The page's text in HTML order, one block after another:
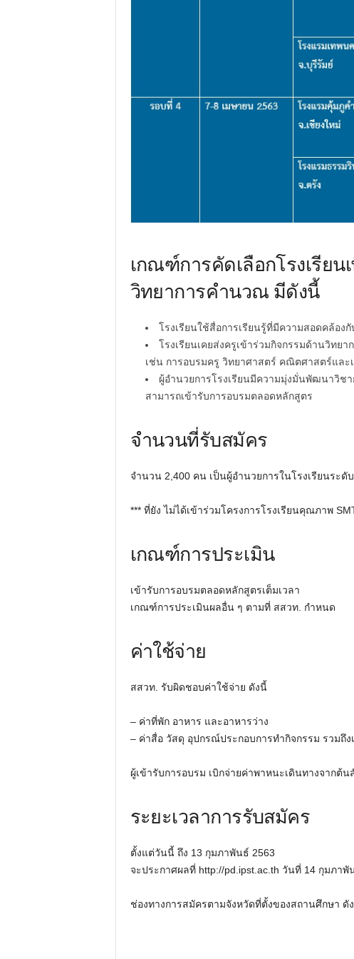
เกณฑ์การคัดเลือกโรงเรีย
วิทยาการคำนวณ มีดังนี้
โรงเรียนใช้สื่อการเรียนรู้ที่มีความสอดคล้อ
โรงเรียนเคยส่งครูเข้าร่วมกิจกรรมด้านวิทย
เช่น การอบรมครู วิทยาศาสตร์ คณิตศาสตร์และ
ผู้อำนวยการโรงเรียนมีความมุ่งมั่นพัฒนาวิ
สามารถเข้ารับการอบรมตลอดหลักสูตร
จำนวนที่รับสมัคร
จำนวน 2,400 คน เป็นผู้อำนวยการในโรงเรียนระ
*** ที่ยัง ไม่ได้เข้าร่วมโครงการโรงเรียนคุณภาพ
เกณฑ์การประเมิน
เข้ารับการอบรมตลอดหลักสูตรเต็มเวลา
เกณฑ์การประเมินผลอื่น ๆ ตามที่ สสวท. กำหนด
ค่าใช้จ่าย
สสวท. รับผิดชอบค่าใช้จ่าย ดังนี้
– ค่าที่พัก อาหาร และอาหารว่าง
– ค่าสื่อ วัสดุ อุปกรณ์ประกอบการทำกิจกรรม รวมถึง
ผู้เข้ารับการอบรม เบิกจ่ายค่าพาหนะเดินทางจากต้น
ระยะเวลาการรับสมัคร
ตั้งแต่วันนี้ ถึง 13 กุมภาพันธ์ 2563
จะประกาศผลที่ http://pd.ipst.ac.th วันที่ 14 กุมภาพั
ช่องทางการสมัครตามจังหวัดที่ตั้งของสถานศึกษา